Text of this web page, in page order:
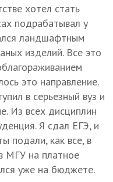
хотел стать
подрабатывал у
ландшафтным
изделий. Все это
это направление.
в серьезный вуз и
Из всех дисциплин
Я сдал ЕГЭ, и
подали, как все, в
МГУ на платное
уже на бюджете.